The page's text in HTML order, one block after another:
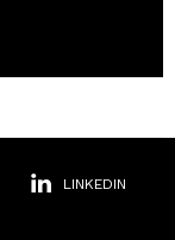
LINKEDIN